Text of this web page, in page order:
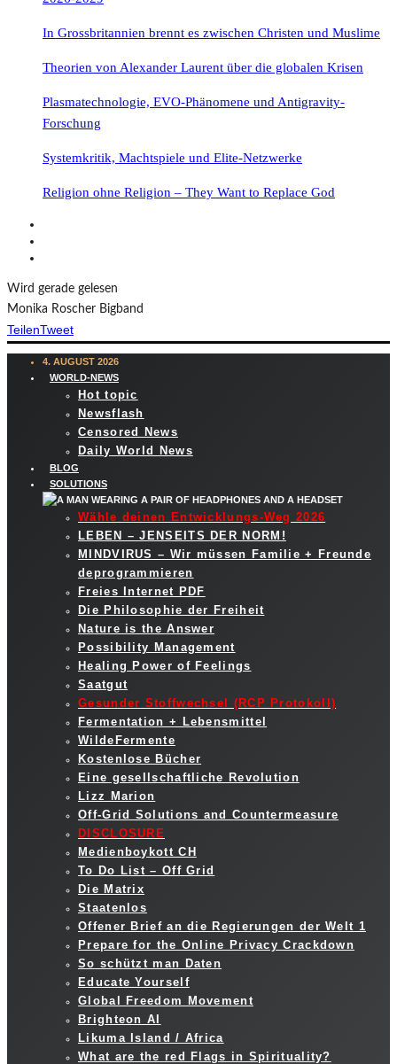
In Grossbritannien brennt es zwischen Christen und Muslime
Theorien von Alexander Laurent über die globalen Krisen
Plasmatechnologie, EVO-Phänomene und Antigravity-
Forschung
Systemkritik, Machtspiele und Elite-Netzwerke
Religion ohne Religion – They Want to Replace God
Wird gerade gelesen
Monika Roscher Bigband
TeilenTweet
4. AUGUST 2026
WORLD-NEWS
Hot topic
Newsflash
Censored News
Daily World News
BLOG
SOLUTIONS
Wähle deinen Entwicklungs-Weg 2026
LEBEN – JENSEITS DER NORM!
MINDVIRUS – Wir müssen Familie + Freunde
deprogrammieren
Freies Internet PDF
Die Philosophie der Freiheit
Nature is the Answer
Possibility Management
Healing Power of Feelings
Saatgut
Gesunder Stoffwechsel (RCP Protokoll)
Fermentation + Lebensmittel
WildeFermente
Kostenlose Bücher
Eine gesellschaftliche Revolution
Lizz Marion
Off-Grid Solutions and Countermeasure
DISCLOSURE
Medienboykott CH
To Do List – Off Grid
Die Matrix
Staatenlos
Offener Brief an die Regierungen der Welt 1
Prepare for the Online Privacy Crackdown
So schützt man Daten
Educate Yourself
Global Freedom Movement
Brighteon AI
Likuma Island / Africa
What are the red Flags in Spirituality?